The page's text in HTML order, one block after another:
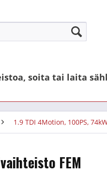
soita tai laita
1.9 TDI 4Motion, 100PS,
FEM